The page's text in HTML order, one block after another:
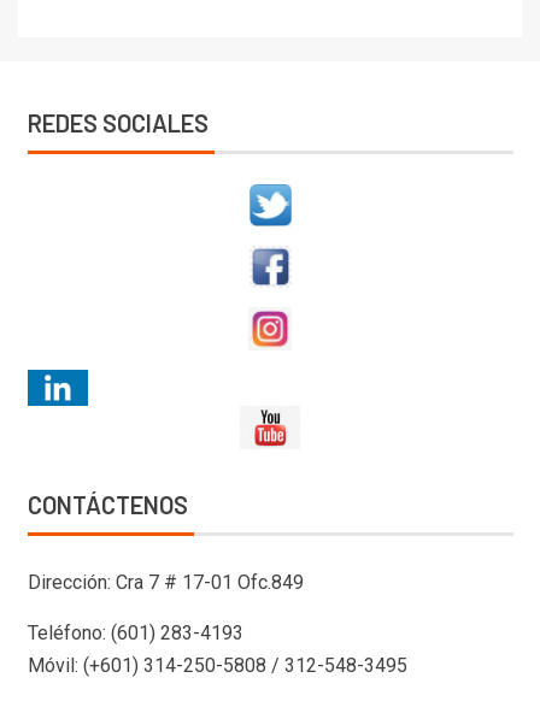
REDES SOCIALES
CONTÁCTENOS
Dirección: Cra 7 # 17-01 Ofc.849
Teléfono: (601) 283-4193
Móvil: (+601) 314-250-5808 / 312-548-3495